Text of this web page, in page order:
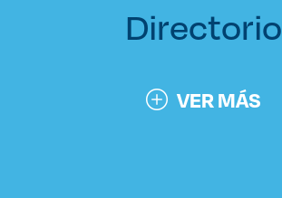
Directorio
VER MÁS